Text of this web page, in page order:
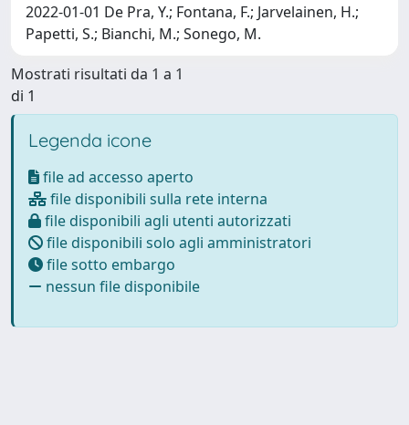
2022-01-01 De Pra, Y.; Fontana, F.; Jarvelainen, H.;
Papetti, S.; Bianchi, M.; Sonego, M.
Mostrati risultati da 1 a 1
di 1
Legenda icone
file ad accesso aperto
file disponibili sulla rete interna
file disponibili agli utenti autorizzati
file disponibili solo agli amministratori
file sotto embargo
nessun file disponibile